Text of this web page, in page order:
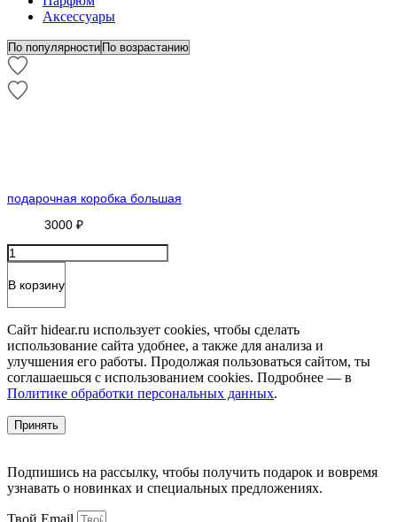
Аксессуары
подарочная коробка большая
3000₽
Количество
товара
подарочная
В корзину
Сайт hidear.ru использует cookies, чтобы сделать
использование сайта удобнее, а также для анализа и
улучшения его работы. Продолжая пользоваться сайтом, ты
соглашаешься с использованием cookies. Подробнее — в
Политике обработки персональных данных.
Принять
Подпишись на рассылку, чтобы получить подарок и вовремя
узнавать о новинках и специальных предложениях.
Твой Email